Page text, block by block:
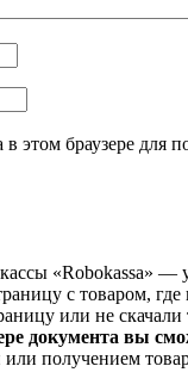
этом браузере для
«Robokassa»
с товаром, где
или не скачали
документа вы
получением